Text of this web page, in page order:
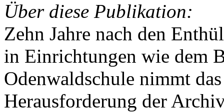
Über diese Publikation:
Zehn Jahre nach den
in Einrichtungen wie dem
Odenwaldschule nimmt
Herausforderung der